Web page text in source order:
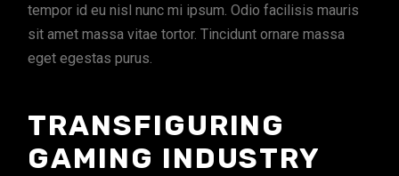
tempor id eu nisl nunc mi ipsum. Odio facilisis mauris
sit amet massa vitae tortor. Tincidunt ornare massa
eget egestas purus.
TRANSFIGURING
GAMING INDUSTRY